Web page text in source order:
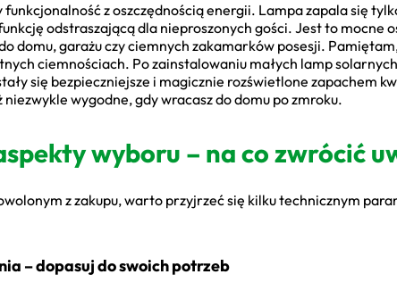
funkcjonalność z oszczędnością energii. Lampa zapala się
odstraszającą dla nieproszonych gości. Jest to mocne
domu, garażu czy ciemnych zakamarków posesji.
ciemnościach. Po zainstalowaniu małych lamp
się bezpieczniejsze i magicznie rozświetlone zapachem
wygodne, gdy wracasz do domu po zmroku.
wyboru – na co zwrócić
z zakupu, warto przyjrzeć się kilku technicznym
– dopasuj do swoich potrzeb